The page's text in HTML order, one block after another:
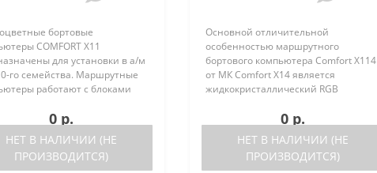
бортовые
COMFORT Х11
для установки в а/м
го семейства. Маршрутные
работают с блоками
типов:Январь 5.1..
M1.5.Bo..
0 р.
НЕТ В НАЛИЧИИ (НЕ
ПРОИЗВОДИТСЯ)
Основной отличительной
особенностью маршрутного
бортового компьютера Comfort X114
от МК Comfort X14 является
жидкокристаллический RGB
параметров одновременно),
при сохранении основных парам..
0 р.
НЕТ В НАЛИЧИИ (НЕ
ПРОИЗВОДИТСЯ)